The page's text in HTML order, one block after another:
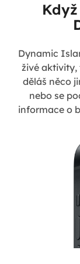
Dynamic
živé aktivity,
děláš něco
nebo se
informace o